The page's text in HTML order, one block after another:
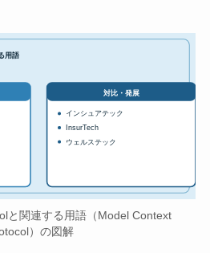
用語
対比・発展
インシュアテック
InsurTech
ウェルステック
と関連する用語（Model Context
）の図解